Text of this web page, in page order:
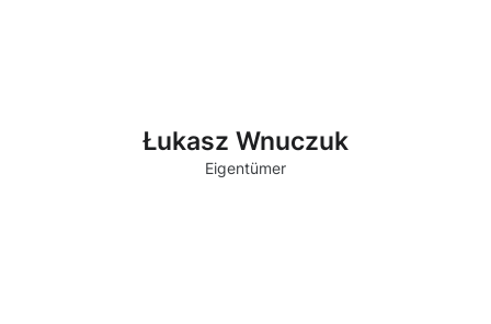
Łukasz Wnuczuk
Eigentümer